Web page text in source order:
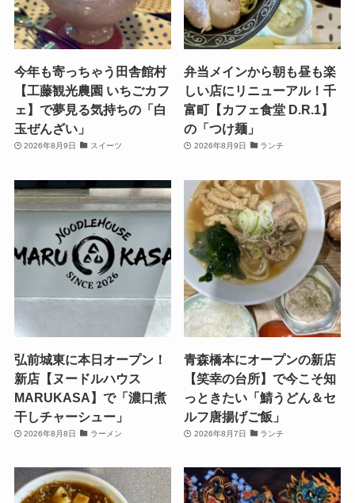
今年も寄っちゃう田舎館村
【工藤観光農園 いちごカフ
ェ】で夢見る気持ちの「白
玉ぜんざい」
2026年8月9日 スイーツ
弁当メインから朝も昼も楽
しい店にリニューアル！千
富町【カフェ食堂 D.R.1】
の「つけ麺」
2026年8月9日 ランチ
弘前城東に本日オープン！
新店【ヌードルハウス
MARUKASA】で「濃口煮
干しチャーシュー」
2026年8月8日 ラーメン
青森橋本にオープンの新店
【笑幸の台所】で今こそ知
っときたい「鯖うどん＆セ
ルフ唐揚げご飯」
2026年8月7日 ランチ